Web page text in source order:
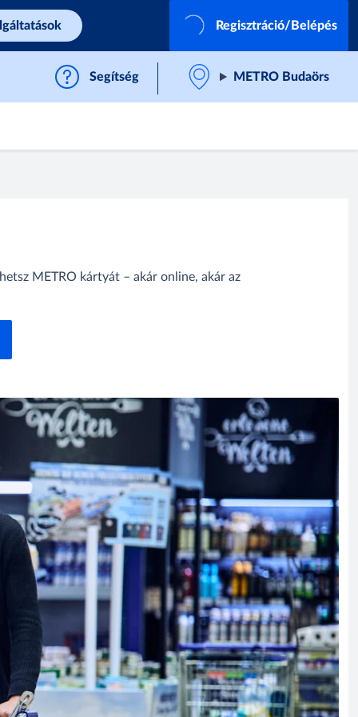
Regisztráció/Belépés
Segítség METRO Budaörs
METRO kártyát – akár online, akár az